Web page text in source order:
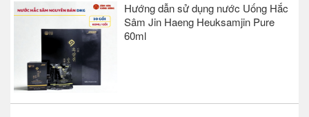
Hướng dẫn sử dụng nước Uống Hắc
Sâm Jin Haeng Heuksamjin Pure
60ml